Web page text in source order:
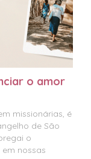
o amor
missionárias, é
de São
o
nossas